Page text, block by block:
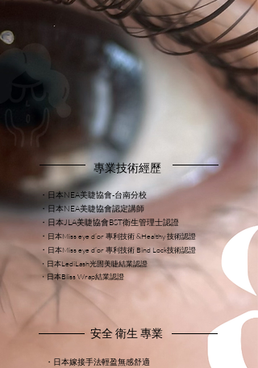
​專業技術經歷
・日本NEA美睫協會-台南分校
・日本NEA美睫協會認定講師
​・日本JLA美睫協會BST衛生管理士認證
・ 日本Miss eye d’or 專利技術 &Healthy 技術認證
・ 日本Miss eye d’or 專利技術 Bind Lock技術認證
・日本LediLash光固美睫結業認證
​・日本Bliss Wrap結業認證
安全 衛生 專業
・日本嫁接手法輕盈無感舒適